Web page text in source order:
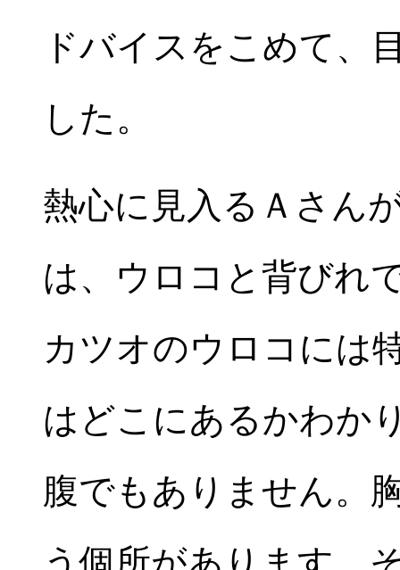
ドバイスをこめて、
した。
熱心に見入るＡさん
は、ウロコと背びれ
カツオのウロコには
はどこにあるかわか
腹でもありません。